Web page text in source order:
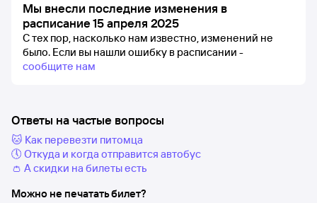
Мы внесли последние изменения в
расписание 15 апреля 2025
С тех пор, насколько нам известно, изменений не
было. Если вы нашли ошибку в расписании -
сообщите нам
Ответы на частые вопросы
🐱 Как перевезти питомца
🕔 Откуда и когда отправится автобус
👛 А скидки на билеты есть
Можно не печатать билет?